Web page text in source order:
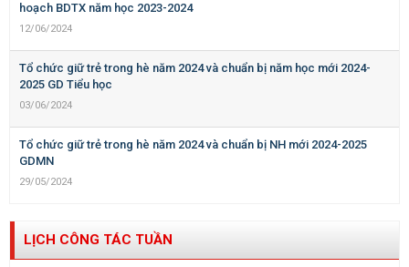
hoạch BDTX năm học 2023-2024
12/06/2024
Tổ chức giữ trẻ trong hè năm 2024 và chuẩn bị năm học mới 2024-
2025 GD Tiểu học
03/06/2024
Tổ chức giữ trẻ trong hè năm 2024 và chuẩn bị NH mới 2024-2025
GDMN
29/05/2024
LỊCH CÔNG TÁC TUẦN